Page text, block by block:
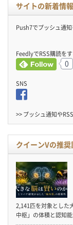
サイトの新着情
Push7でプッシュ通知
FeedlyでRSS購読をす
0
SNS
>> プッシュ通知や
クイーンVの推奨
2,141匹を対象とした
中枢」の体積と認知